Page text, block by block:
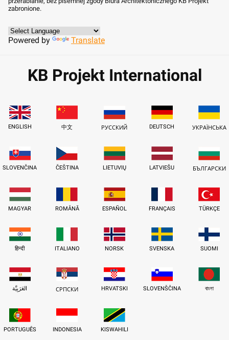
zabronione.
Powered by Translate
KB Projekt International
ENGLISH 中文 РУССКИЙ DEUTSCH УКРАЇНСЬКА
SLOVENČINA ČEŠTINA LIETUVIŲ LATVIEŠU БЪЛГАРСКИ
MAGYAR ROMÂNĂ ESPAÑOL FRANÇAIS TÜRKÇE
हिन्दी ITALIANO NORSK SVENSKA SUOMI
العَرَبِيَّة СРПСКИ HRVATSKI SLOVENŠČINA বাংলা
PORTUGUÊS INDONESIA KISWAHILI